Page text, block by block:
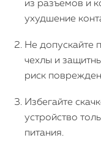
из разъемов и
ухудшение
Не допускайте
чехлы и
риск
Избегайте
устройство
питания.